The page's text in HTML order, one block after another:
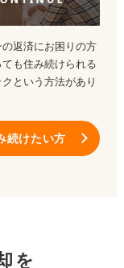
返済にお困りの方
も住み続けられる
クという方法があり
続けたい方
を